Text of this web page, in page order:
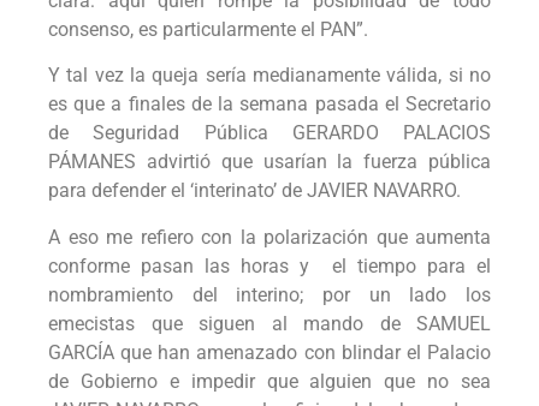
consenso, es particularmente el PAN”.
Y tal vez la queja sería medianamente válida, si no
es que a finales de la semana pasada el Secretario
de Seguridad Pública GERARDO PALACIOS
PÁMANES advirtió que usarían la fuerza pública
para defender el ‘interinato’ de JAVIER NAVARRO.
A eso me refiero con la polarización que aumenta
conforme pasan las horas y el tiempo para el
nombramiento del interino; por un lado los
emecistas que siguen al mando de SAMUEL
GARCÍA que han amenazado con blindar el Palacio
de Gobierno e impedir que alguien que no sea